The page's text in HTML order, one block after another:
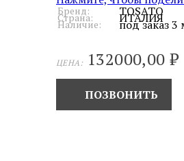
Бренд: TOSATO
Страна: ИТАЛИЯ
Наличие: под заказ 3
ЦЕНА: 132000,00₽
ПОЗВОНИТЬ